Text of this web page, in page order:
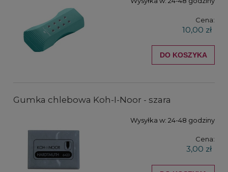
Cena:
10,00 zł
DO KOSZYKA
Gumka chlebowa Koh-I-Noor - szara
Wysyłka w: 24-48 godziny
Cena:
3,00 zł